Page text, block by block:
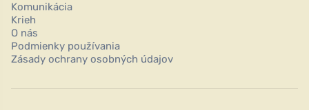
Komunikácia
Krieh
O nás
Podmienky používania
Zásady ochrany osobných údajov